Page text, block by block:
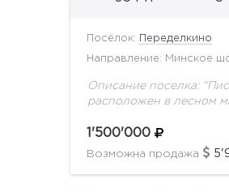
Посёлок: Переделкино
Направление: Минское
Описание поселка:
расположен в лесном
доступность с
Боровского ш. В
1'500'000
Возможна продажа